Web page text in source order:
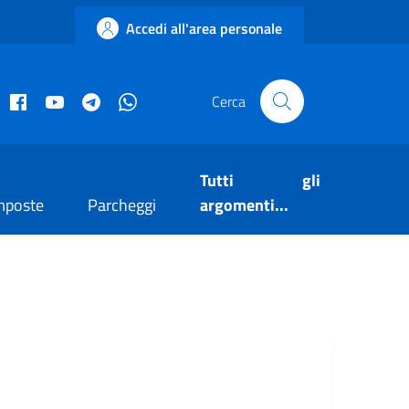
Accedi all'area personale
Facebook istituzionale
Facebook museo civico
YouTube Telegram Cerca
Parcheggi
Tutti gli
argomenti...